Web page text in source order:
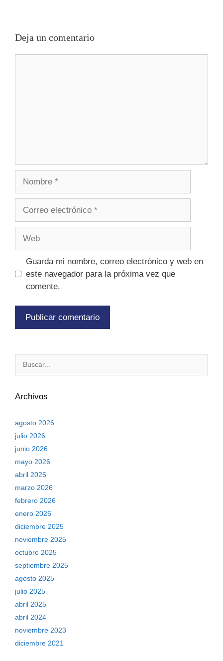
Deja un comentario
Guarda mi nombre, correo electrónico y web en
este navegador para la próxima vez que
comente.
Archivos
agosto 2026
julio 2026
junio 2026
mayo 2026
abril 2026
marzo 2026
febrero 2026
enero 2026
diciembre 2025
noviembre 2025
octubre 2025
septiembre 2025
agosto 2025
julio 2025
abril 2025
abril 2024
noviembre 2023
diciembre 2021